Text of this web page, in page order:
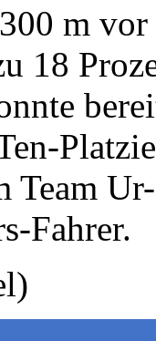
m
18
Team
Fahrer.